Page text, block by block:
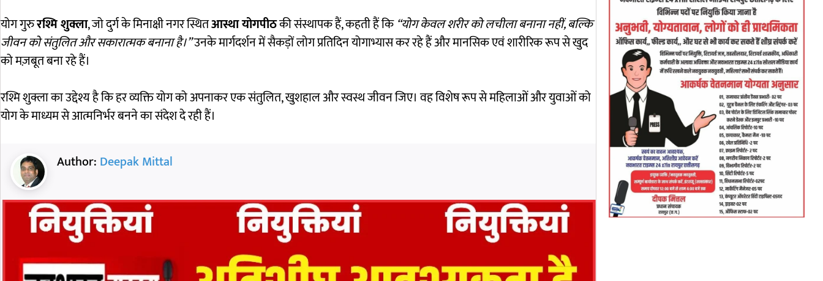
योग गुरुरश्मि शुक्ला, जो दुर्ग के मिनाक्षी नगर स्थितआस्था योगपीठकी संस्थापक हैं, कहती हैं कि“योग केवल शरीर को लचीला बनाना नहीं, बल्कि
जीवन को संतुलित और सकारात्मक बनाना है।”उनके मार्गदर्शन में सैकड़ों लोग प्रतिदिन योगाभ्यास कर रहे हैं और मानसिक एवं शारीरिक रूप से खुद
को मज़बूत बना रहे हैं।
रश्मि शुक्ला का उद्देश्य है कि हर व्यक्ति योग को अपनाकर एक संतुलित, खुशहाल और स्वस्थ जीवन जिए। वह विशेष रूप से महिलाओं और युवाओं को
योग के माध्यम से आत्मनिर्भर बनने का संदेश दे रही हैं।
Author: Deepak Mittal